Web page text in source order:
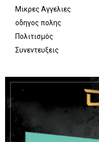
Μικρες Αγγελιες
οδηγος πολης
Πολιτισμός
Συνεντευξεις